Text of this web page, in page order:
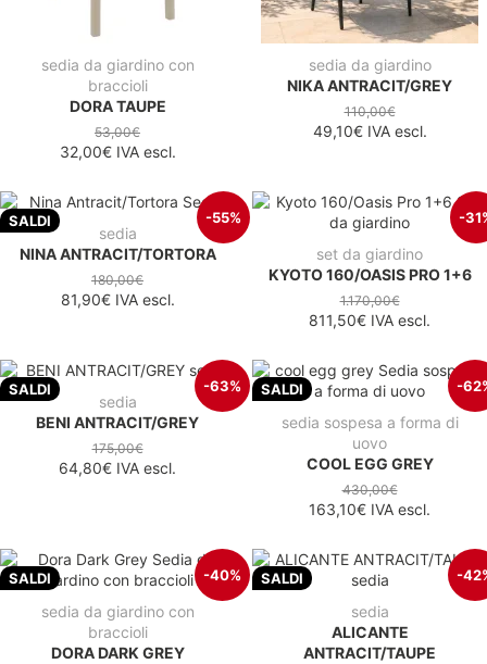
sedia da giardino con
braccioli
DORA TAUPE
53,00€
32,00€IVA escl.
sedia da giardino
NIKA ANTRACIT/GREY
110,00€
49,10€IVA escl.
SALDI -55%
sedia
NINA ANTRACIT/TORTORA
180,00€
81,90€IVA escl.
-
set da giardino
KYOTO 160/OASIS PRO 1+6
1.170,00€
811,50€ IVA escl.
SALDI -63%
sedia
BENI ANTRACIT/GREY
175,00€
64,80€ IVA escl.
SALDI -
sedia sospesa a forma di
uovo
COOL EGG GREY
430,00€
163,10€ IVA escl.
SALDI -40%
sedia da giardino con
braccioli
DORA DARK GREY
SALDI -
sedia
ALICANTE
ANTRACIT/TAUPE